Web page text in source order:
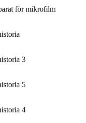
för mikrofilm
3
5
4